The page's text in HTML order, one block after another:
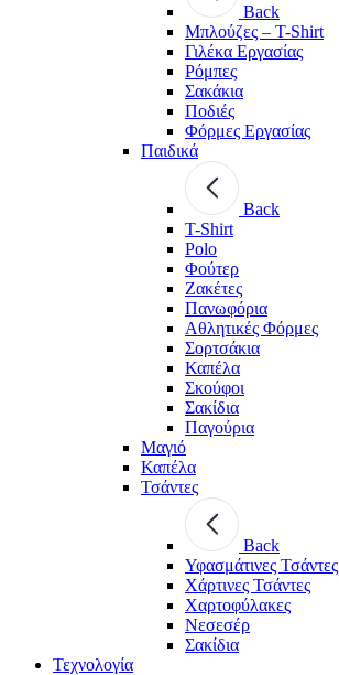
Back
Μπλούζες – T-Shirt
Γιλέκα Εργασίας
Ρόμπες
Σακάκια
Ποδιές
Φόρμες Εργασίας
Παιδικά
Back
T-Shirt
Polo
Φούτερ
Ζακέτες
Πανωφόρια
Αθλητικές Φόρμες
Σορτσάκια
Καπέλα
Σκούφοι
Σακίδια
Παγούρια
Μαγιό
Καπέλα
Τσάντες
Back
Υφασμάτινες Τσάντες
Χάρτινες Τσάντες
Χαρτοφύλακες
Νεσεσέρ
Σακίδια
Τεχνολογία